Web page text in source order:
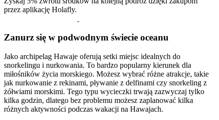
przez aplikację Holafly.
Zanurz się w podwodnym świecie oceanu
Jako archipelag Hawaje oferują setki miejsc idealnych do
snorkelingu i nurkowania. To bardzo popularny kierunek dla
miłośników życia morskiego. Możesz wybrać różne atrakcje, takie
jak nurkowanie z rekinami, pływanie z delfinami czy snorkeling z
żółwiami morskimi. Tego typu wycieczki trwają zazwyczaj tylko
kilka godzin, dlatego bez problemu możesz zaplanować kilka
różnych aktywności podczas wakacji na Hawajach.